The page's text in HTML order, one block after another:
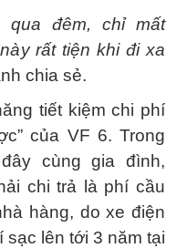
qua đêm, chỉ mất
rất tiện khi đi xa
chia sẻ.
tiết kiệm chi phí
của VF 6. Trong
cùng gia đình,
chi trả là phí cầu
hàng, do xe điện
lên tới 3 năm tại